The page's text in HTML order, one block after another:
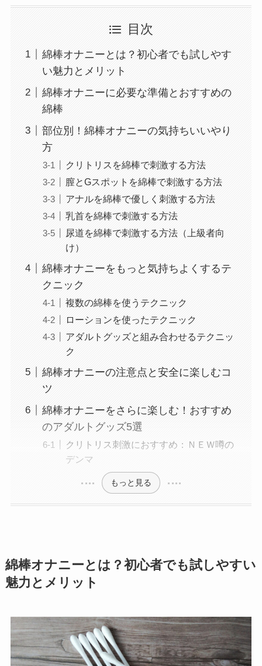
目次
綿棒オナニーとは？初心者でも試しやす
い魅力とメリット
綿棒オナニーに必要な準備とおすすめの
綿棒
部位別！綿棒オナニーの気持ちいいやり
方
クリトリスを綿棒で刺激する方法
膣とGスポットを綿棒で刺激する方法
アナルを綿棒で優しく刺激する方法
乳首を綿棒で刺激する方法
尿道を綿棒で刺激する方法（上級者向
け）
綿棒オナニーをもっと気持ちよくするテ
クニック
複数の綿棒を使うテクニック
ローションを使ったテクニック
アダルトグッズと組み合わせるテクニッ
ク
綿棒オナニーの注意点と安全に楽しむコ
ツ
綿棒オナニーをさらに楽しむ！おすすめ
のアダルトグッズ5選
クリトリス刺激におすすめ：ＮＥＷ噂の
デンマ
もっと見る
綿棒オナニーとは？初心者でも試しやすい
魅力とメリット